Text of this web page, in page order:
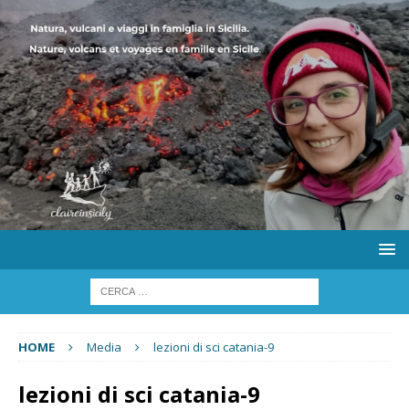
HOME Media lezioni di sci catania-9
lezioni di sci catania-9